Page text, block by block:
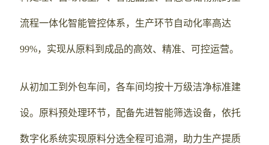
流程一体化智能管控体系，生产环节自动化率高达
99%，实现从原料到成品的高效、精准、可控运营。
从初加工到外包车间，各车间均按十万级洁净标准建
设。原料预处理环节，配备先进智能筛选设备，依托
数字化系统实现原料分选全程可追溯，助力生产提质